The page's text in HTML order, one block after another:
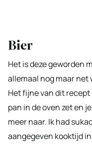
Bier
Het is deze geworden
allemaal nog maar net
Het fijne van dit recept
pan in de oven zet en
meer naar. Ik had
aangegeven kooktijd